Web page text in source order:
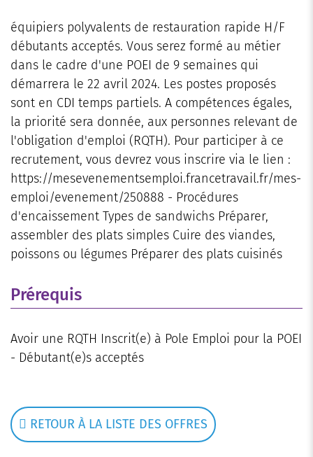
équipiers polyvalents de restauration rapide H/F
débutants acceptés. Vous serez formé au métier
dans le cadre d'une POEI de 9 semaines qui
démarrera le 22 avril 2024. Les postes proposés
sont en CDI temps partiels. A compétences égales,
la priorité sera donnée, aux personnes relevant de
l'obligation d'emploi (RQTH). Pour participer à ce
recrutement, vous devrez vous inscrire via le lien :
https://mesevenementsemploi.francetravail.fr/mes-
emploi/evenement/250888 - Procédures
d'encaissement Types de sandwichs Préparer,
assembler des plats simples Cuire des viandes,
poissons ou légumes Préparer des plats cuisinés
Prérequis
Avoir une RQTH Inscrit(e) à Pole Emploi pour la POEI
- Débutant(e)s acceptés
RETOUR À LA LISTE DES OFFRES